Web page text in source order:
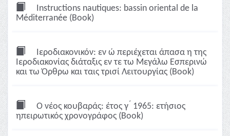
Instructions nautiques: bassin oriental de la
Méditerranée (Book)
Ιεροδιακονικόν: εν ώ περιέχεται άπασα η της
Ιεροδιακονίας διάταξις εν τε τω Μεγάλω Εσπερινώ
και τω Όρθρω και ταις τρισί Λειτουργίας (Book)
Ο νέος κουβαράς: έτος γ ́ 1965: ετήσιος
ηπειρωτικός χρονογράφος (Book)